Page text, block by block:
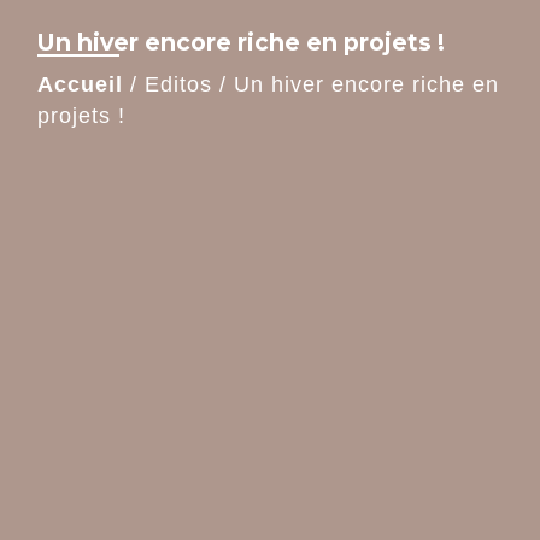
Un hiver encore riche en projets !
Accueil / Editos / Un hiver encore riche en
projets !